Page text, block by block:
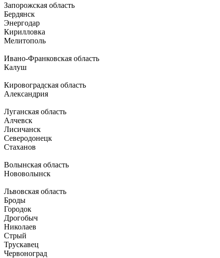
Запорожская область
Бердянск
Энергодар
Кирилловка
Мелитополь
Ивано-Франковская область
Калуш
Кировоградская область
Александрия
Луганская область
Алчевск
Лисичанск
Северодонецк
Стаханов
Волынская область
Нововолынск
Львовская область
Броды
Городок
Дрогобыч
Николаев
Стрый
Трускавец
Червоноград